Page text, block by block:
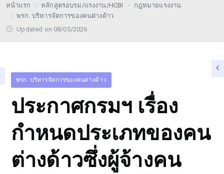
หน้าแรก หลักสูตรอบรม/แรงงาน/HCBI
กฎหมายแรงงาน
พรก. บริหารจัดการของคนต่างด้าว
Updated on 08/05/2026
พรก. บริหารจัดการของคนต่างด้าว
ประกาศกรมฯ เรื่อง
กำหนดประเภทของคน
ต่างด้าวซึ่งผู้จ้างคน